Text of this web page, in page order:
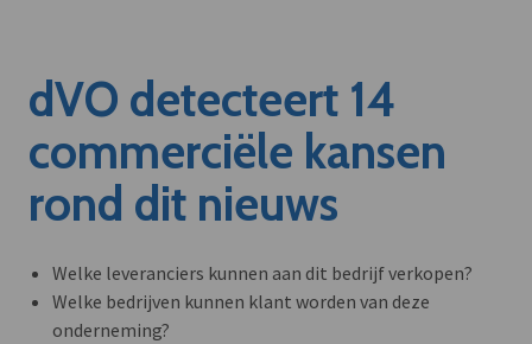
dVO detecteert 14
commerciële kansen
rond dit nieuws
Welke leveranciers kunnen aan dit bedrijf verkopen?
Welke bedrijven kunnen klant worden van deze
onderneming?